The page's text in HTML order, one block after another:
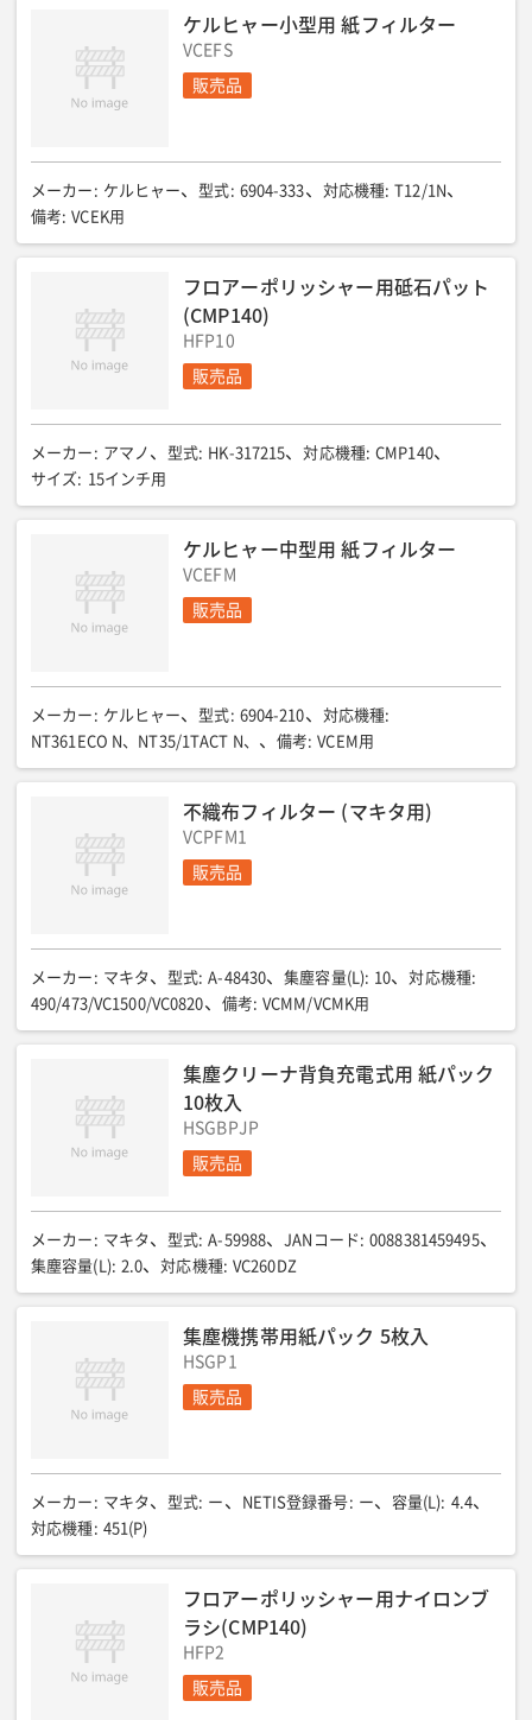
ケルヒャー小型用 紙フィルター
VCEFS
販売品
メーカー : ケルヒャー 型式: 6904-333 対応機種: T12/1N
備考: VCEK用
フロアーポリッシャー用砥石パット
(CMP140)
HFP10
販売品
メーカー : アマノ 型式: HK-317215 対応機種: CMP140
サイズ: 15インチ用
ケルヒャー中型用 紙フィルター
VCEFM
販売品
メーカー : ケルヒャー 型式: 6904-210 対応機種:
NT361ECO N、NT35/1TACT N、
備考: VCEM用
不織布フィルター (マキタ用)
VCPFM1
販売品
メーカー : マキタ 型式: A-48430 集塵容量(L): 10 対応機種:
490/473/VC1500/VC0820
備考: VCMM/VCMK用
集塵クリーナ背負充電式用 紙パック
10枚入
HSGBPJP
販売品
メーカー : マキタ 型式: A-59988 JANコード : 0088381459495
集塵容量(L): 2.0 対応機種: VC260DZ
集塵機携帯用紙パック 5枚入
HSGP1
販売品
メーカー : マキタ 型式: ー NETIS登録番号: ー 容量(L): 4.4
対応機種 : 451(P)
フロアーポリッシャー用ナイロンブ
ラシ(CMP140)
HFP2
販売品